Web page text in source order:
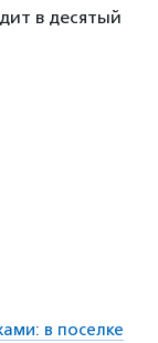
в десятый
в поселке